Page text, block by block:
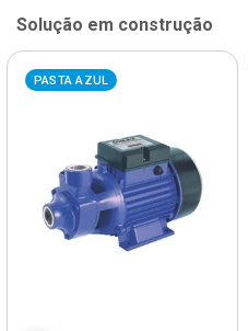
Solução em construção
PASTA AZUL